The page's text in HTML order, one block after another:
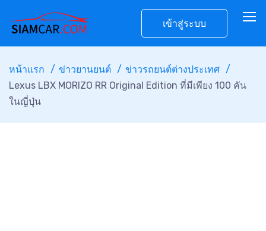
เข้าสู่ระบบ
หน้าแรก ข่าวยานยนต์
ข่าวรถยนต์ต่างประเทศ
Lexus LBX MORIZO RR Original Edition ที่มีเพียง 100 คัน
ในญี่ปุ่น